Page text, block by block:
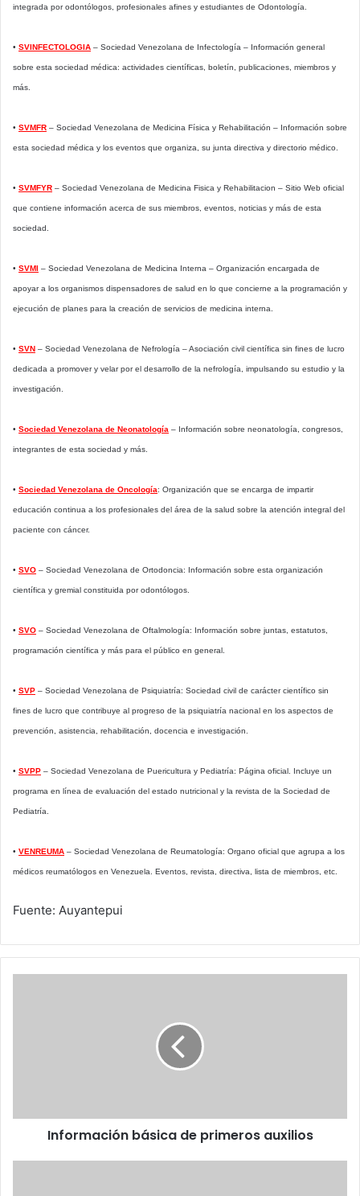
integrada por odontólogos, profesionales afines y estudiantes de Odontología.
• SVINFECTOLOGIA – Sociedad Venezolana de Infectología – Información general
sobre esta sociedad médica: actividades científicas, boletín, publicaciones, miembros y
más.
• SVMFR – Sociedad Venezolana de Medicina Física y Rehabilitación – Información sobre
esta sociedad médica y los eventos que organiza, su junta directiva y directorio médico.
• SVMFYR – Sociedad Venezolana de Medicina Fisica y Rehabilitacion – Sitio Web oficial
que contiene información acerca de sus miembros, eventos, noticias y más de esta
sociedad.
• SVMI – Sociedad Venezolana de Medicina Interna – Organización encargada de
apoyar a los organismos dispensadores de salud en lo que concierne a la programación y
ejecución de planes para la creación de servicios de medicina interna.
• SVN – Sociedad Venezolana de Nefrología – Asociación civil científica sin fines de lucro
dedicada a promover y velar por el desarrollo de la nefrología, impulsando su estudio y la
investigación.
• Sociedad Venezolana de Neonatología – Información sobre neonatología, congresos,
integrantes de esta sociedad y más.
• Sociedad Venezolana de Oncología: Organización que se encarga de impartir
educación continua a los profesionales del área de la salud sobre la atención integral del
paciente con cáncer.
• SVO – Sociedad Venezolana de Ortodoncia: Información sobre esta organización
científica y gremial constituida por odontólogos.
• SVO – Sociedad Venezolana de Oftalmología: Información sobre juntas, estatutos,
programación científica y más para el público en general.
• SVP – Sociedad Venezolana de Psiquiatría: Sociedad civil de carácter científico sin
fines de lucro que contribuye al progreso de la psiquiatría nacional en los aspectos de
prevención, asistencia, rehabilitación, docencia e investigación.
• SVPP – Sociedad Venezolana de Puericultura y Pediatría: Página oficial. Incluye un
programa en línea de evaluación del estado nutricional y la revista de la Sociedad de
Pediatría.
• VENREUMA – Sociedad Venezolana de Reumatología: Organo oficial que agrupa a los
médicos reumatólogos en Venezuela. Eventos, revista, directiva, lista de miembros, etc.
Fuente: Auyantepui
Información básica de primeros auxilios